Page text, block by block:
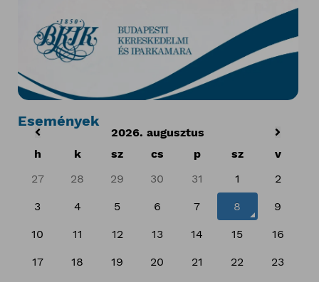
Események
2026. augusztus
h
k sz cs p sz
v
27
28 29 30 31 1 2
3 4 5 6 7 8 9
10 11 12 13 14 15 16
17 18 19 20 21 22 23